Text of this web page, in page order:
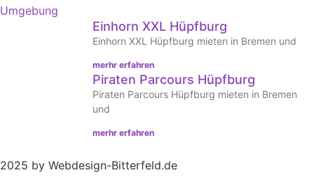
Einhorn XXL Hüpfburg
Einhorn XXL Hüpfburg mieten in Bremen und
merhr erfahren
Piraten Parcours Hüpfburg
Piraten Parcours Hüpfburg mieten in Bremen
und
merhr erfahren
2025 by Webdesign-Bitterfeld.de